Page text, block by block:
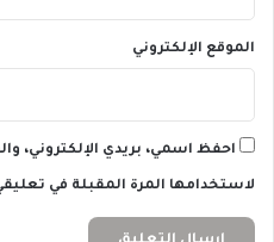
الموقع الإلكتروني
احفظ اسمي، بريدي الإلكتروني،
لاستخدامها المرة المقبلة في